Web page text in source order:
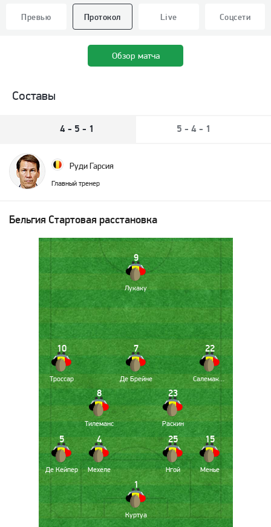
Превью Протокол Live Соцсети
Обзор матча
Составы
4 - 5 - 1 5 - 4 - 1
Руди Гарсия
Главный тренер
Бельгия Стартовая расстановка
1
Куртуа
4
Мехеле
25
Нгой
5
Де Кейпер
15
Менье
8
Тилеманс
23
Раскин
7
Де Брейне
10
Троссар
22
Салемакерс
9
Лукаку